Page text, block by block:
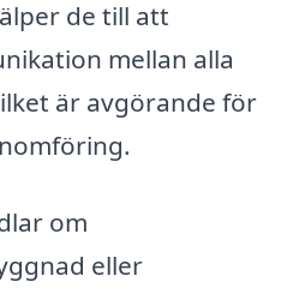
de till att
mellan alla
är avgörande för
om
eller